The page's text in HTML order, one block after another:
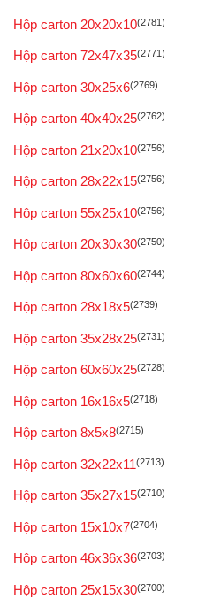
Hộp carton 20x20x10(2781)
Hộp carton 72x47x35(2771)
Hộp carton 30x25x6(2769)
Hộp carton 40x40x25(2762)
Hộp carton 21x20x10(2756)
Hộp carton 28x22x15(2756)
Hộp carton 55x25x10(2756)
Hộp carton 20x30x30(2750)
Hộp carton 80x60x60(2744)
Hộp carton 28x18x5(2739)
Hộp carton 35x28x25(2731)
Hộp carton 60x60x25(2728)
Hộp carton 16x16x5(2718)
Hộp carton 8x5x8(2715)
Hộp carton 32x22x11(2713)
Hộp carton 35x27x15(2710)
Hộp carton 15x10x7(2704)
Hộp carton 46x36x36(2703)
Hộp carton 25x15x30(2700)